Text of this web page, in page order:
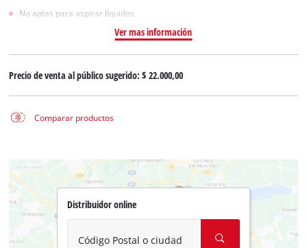
No aptas para aspirar líquidos
Ver mas información
Precio de venta al público sugerido:$ 22.000,00
Comparar productos
Distribuidor online
Código Postal o ciudad